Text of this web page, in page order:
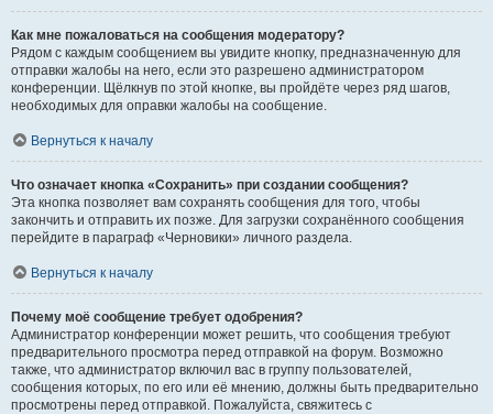
Как мне пожаловаться на сообщения модератору?
Рядом с каждым сообщением вы увидите кнопку, предназначенную для
отправки жалобы на него, если это разрешено администратором
конференции. Щёлкнув по этой кнопке, вы пройдёте через ряд шагов,
необходимых для оправки жалобы на сообщение.
Вернуться к началу
Что означает кнопка «Сохранить» при создании сообщения?
Эта кнопка позволяет вам сохранять сообщения для того, чтобы
закончить и отправить их позже. Для загрузки сохранённого сообщения
перейдите в параграф «Черновики» личного раздела.
Вернуться к началу
Почему моё сообщение требует одобрения?
Администратор конференции может решить, что сообщения требуют
предварительного просмотра перед отправкой на форум. Возможно
также, что администратор включил вас в группу пользователей,
сообщения которых, по его или её мнению, должны быть предварительно
просмотрены перед отправкой. Пожалуйста, свяжитесь с